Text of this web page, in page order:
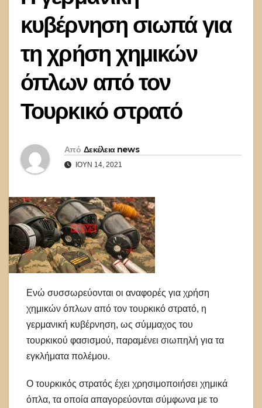
κυβέρνηση σιωπά για
τη χρήση χημικών
όπλων από τον
Τουρκικό στρατό
Από Δεκέλεια news
ΙΟΎΝ 14, 2021
Ενώ συσσωρεύονται οι αναφορές για χρήση
χημικών όπλων από τον τουρκικό στρατό, η
γερμανική κυβέρνηση, ως σύμμαχος του
τουρκικού φασισμού, παραμένει σιωπηλή για τα
εγκλήματα πολέμου.
Ο τουρκικός στρατός έχει χρησιμοποιήσει χημικά
όπλα, τα οποία απαγορεύονται σύμφωνα με το